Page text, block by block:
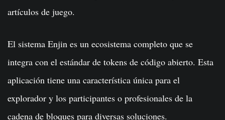
artículos de juego.
El sistema Enjin es un ecosistema completo que se
integra con el estándar de tokens de código abierto. Esta
aplicación tiene una característica única para el
explorador y los participantes o profesionales de la
cadena de bloques para diversas soluciones.